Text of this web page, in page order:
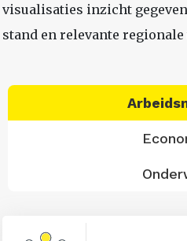
visualisaties inzicht
stand en relevante regionale